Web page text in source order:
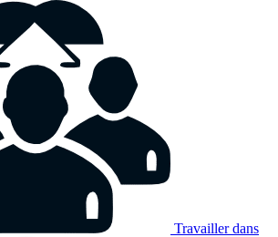
Travailler dans